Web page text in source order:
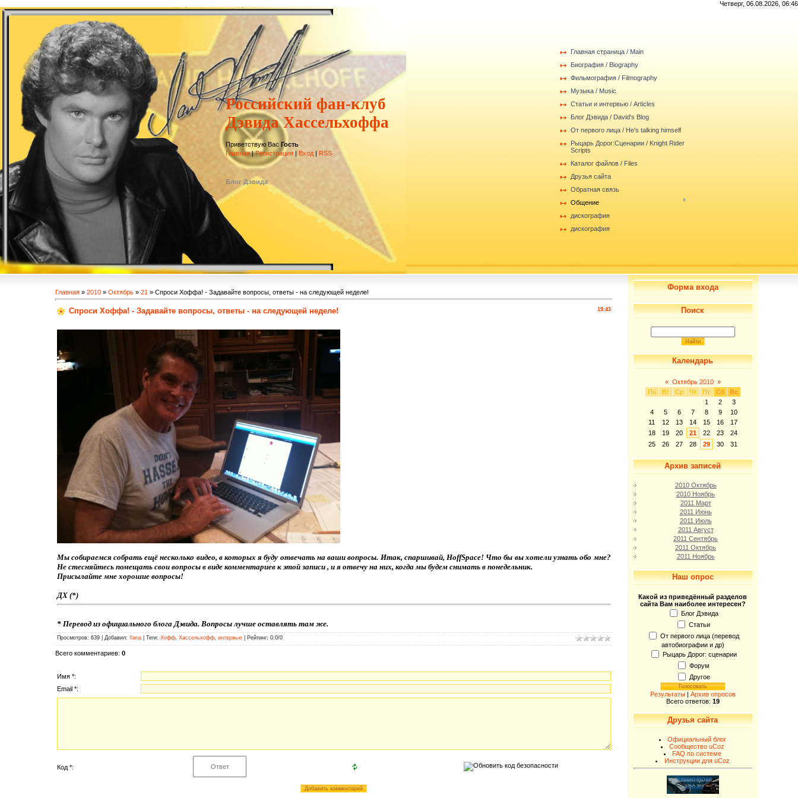
Четверг, 06.08.2026, 06:46
Российский фан-клуб
Дэвида Хассельхоффа
Приветствую Вас Гость
Главная|Регистрация | Вход | RSS
Блог Дэвида
Главная страница / Main
Биография / Biography
Фильмография / Filmography
Музыка / Music
Статьи и интервью / Articles
Блог Дэвида / David's Blog
От первого лица / He's talking himself
Рыцарь Дорог:Сценарии / Knight Rider
Scripts
Каталог файлов / Files
Друзья сайта
Обратная связь
Общение
дискография
дискография
Главная» 2010 » Октябрь » 21 » Спроси Хоффа! - Задавайте вопросы, ответы - на следующей неделе!
19:43
Спроси Хоффа! - Задавайте вопросы, ответы - на следующей неделе!
Мы собираемся собрать ещё несколько видео, в которых я буду отвечать на ваши вопросы. Итак, спаршивай, HoffSpace! Что бы вы хотели узнать обо мне?
Не стесняйтесь помещать свои вопросы в виде комментариев к этой записи , и я отвечу на них, когда мы будем снимать в понедельник.
Присылайте мне хорошие вопросы!
ДХ (*)
* Перевод из официального блога Дэвида. Вопросы лучше оставлять там же.
Просмотров: 639 | Добавил: Ilana| Теги: Хофф, Хассельхофф, интервью| Рейтинг: 0.0/0
Всего комментариев: 0
Имя *:
Email *:
Код *:
Форма входа
Поиск
Календарь
« Октябрь 2010 »
Пн
Вт Ср Чт Пт Сб
Вс
1
2
3
4
5 6 7 8 9
10
11
12 13 14 15 16
17
18
19 20 21 22 23
24
25
26 27 28 29 30 31
Архив записей
2010 Октябрь
2010 Ноябрь
2011 Март
2011 Июнь
2011 Июль
2011 Август
2011 Сентябрь
2011 Октябрь
2011 Ноябрь
Наш опрос
Какой из приведённый разделов
сайта Вам наиболее интересен?
Блог Дэвида
Статьи
От первого лица (перевод
автобиографии и др)
Рыцарь Дорог: сценарии
Форум
Другое
Результаты| Архив опросов
Всего ответов: 19
Друзья сайта
Официальный блог
Сообщество uCoz
FAQ по системе
Инструкции для uCoz